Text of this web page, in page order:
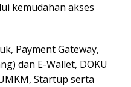
kemudahan akses
Payment Gateway,
dan E-Wallet, DOKU
Startup serta